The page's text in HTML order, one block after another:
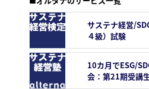
サステナ経営/
４級）試験
10カ月でESG/
会：第21期受講